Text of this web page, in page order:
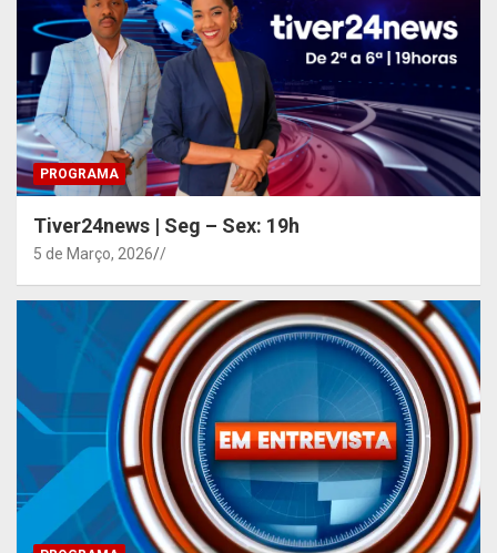
PROGRAMA
Tiver24news | Seg – Sex: 19h
5 de Março, 2026 /